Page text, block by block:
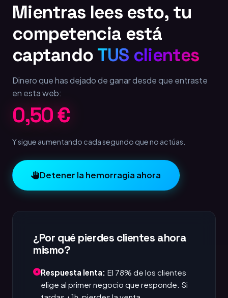
Mientras lees esto, tu
competencia está
captando TUS clientes
Dinero que has dejado de ganar desde que entraste
en esta web:
1,00 €
Y sigue aumentando cada segundo que no actúas.
Detener la hemorragia ahora
¿Por qué pierdes clientes ahora
mismo?
Respuesta lenta: El 78% de los clientes
elige al primer negocio que responde. Si